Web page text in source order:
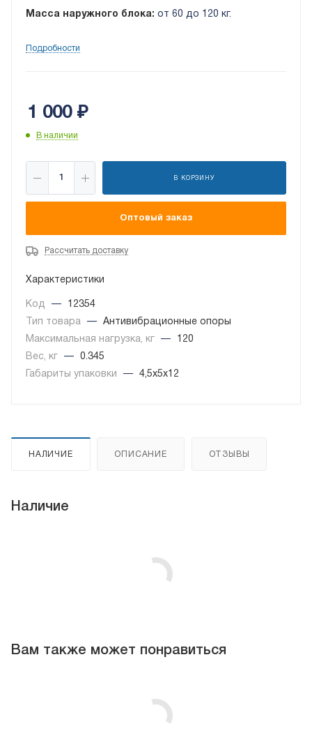
Масса наружного блока: от 60 до 120 кг.
Подробности
1 000₽
В наличии
В КОРЗИНУ
Оптовый заказ
Рассчитать доставку
Характеристики
Код —
12354
Тип товара
—
Антивибрационные опоры
Максимальная нагрузка, кг
—
120
Вес, кг
—
0.345
Габариты упаковки
— 4,5x5x12
НАЛИЧИЕ ОПИСАНИЕ ОТЗЫВЫ
Наличие
Вам также может понравиться